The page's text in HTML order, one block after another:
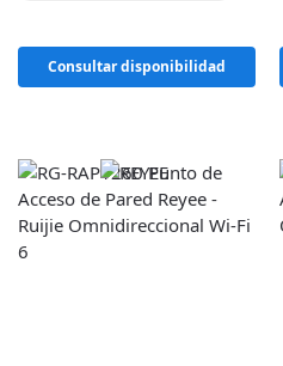
Consultar disponibilidad